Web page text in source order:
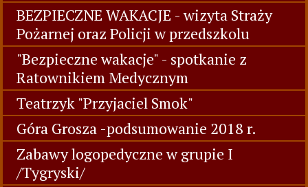
BEZPIECZNE WAKACJE - wizyta Straży
Pożarnej oraz Policji w przedszkolu
"Bezpieczne wakacje" - spotkanie z
Ratownikiem Medycznym
Teatrzyk "Przyjaciel Smok"
Góra Grosza -podsumowanie 2018 r.
Zabawy logopedyczne w grupie I
/Tygryski/